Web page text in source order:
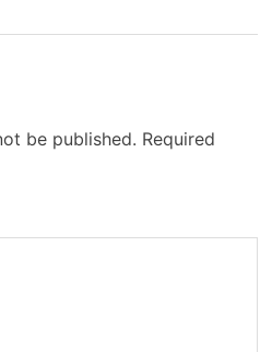
be published. Required